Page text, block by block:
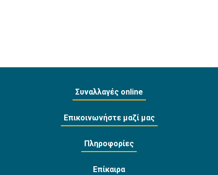
Συναλλαγές online
Επικοινωνήστε μαζί μας
Πληροφορίες
Επίκαιρα